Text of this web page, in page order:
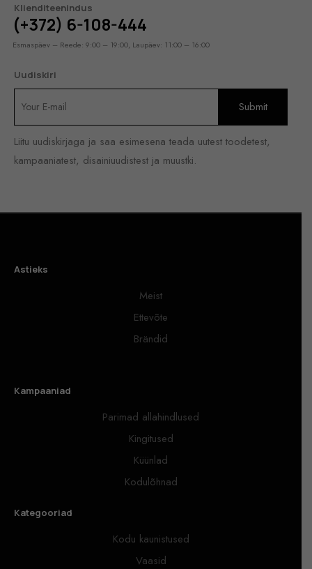
Klienditeenindus
(+372) 6-108-444
Esmaspäev – Reede: 9:00 – 19:00, Laupäev: 11:00 – 16:00
Uudiskiri
Liitu uudiskirjaga ja saa esimesena teada uutest toodetest,
kampaaniatest, disainiuudistest ja muustki.
Astieks
Meist
Ettevõte
Brändid
Kampaaniad
Parimad allahindlused
Kingitused
Küünlad
Kodulõhnad
Kategooriad
Kodu kaunistused
Vaasid